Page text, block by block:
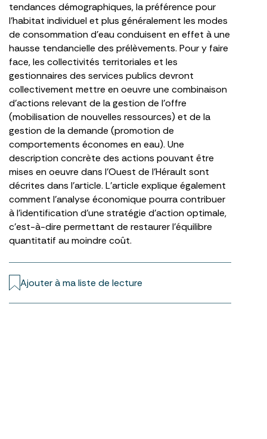
tendances démographiques, la préférence pour
l’habitat individuel et plus généralement les modes
de consommation d’eau conduisent en effet à une
hausse tendancielle des prélèvements. Pour y faire
face, les collectivités territoriales et les
gestionnaires des services publics devront
collectivement mettre en oeuvre une combinaison
d’actions relevant de la gestion de l’offre
(mobilisation de nouvelles ressources) et de la
gestion de la demande (promotion de
comportements économes en eau). Une
description concrète des actions pouvant être
mises en oeuvre dans l’Ouest de l’Hérault sont
décrites dans l’article. L’article explique également
comment l’analyse économique pourra contribuer
à l’identification d’une stratégie d’action optimale,
c’est-à-dire permettant de restaurer l’équilibre
quantitatif au moindre coût.
Ajouter à ma liste de lecture